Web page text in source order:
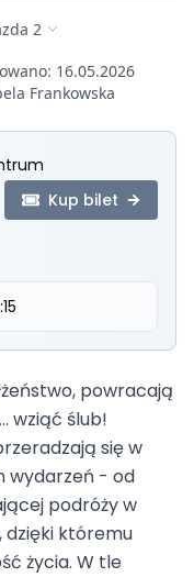
2
16.05.2026
Frankowska
Kup bilet
powracają
wziąć ślub!
się w
wydarzeń - od
podróży w
dzięki któremu
życia. W tle